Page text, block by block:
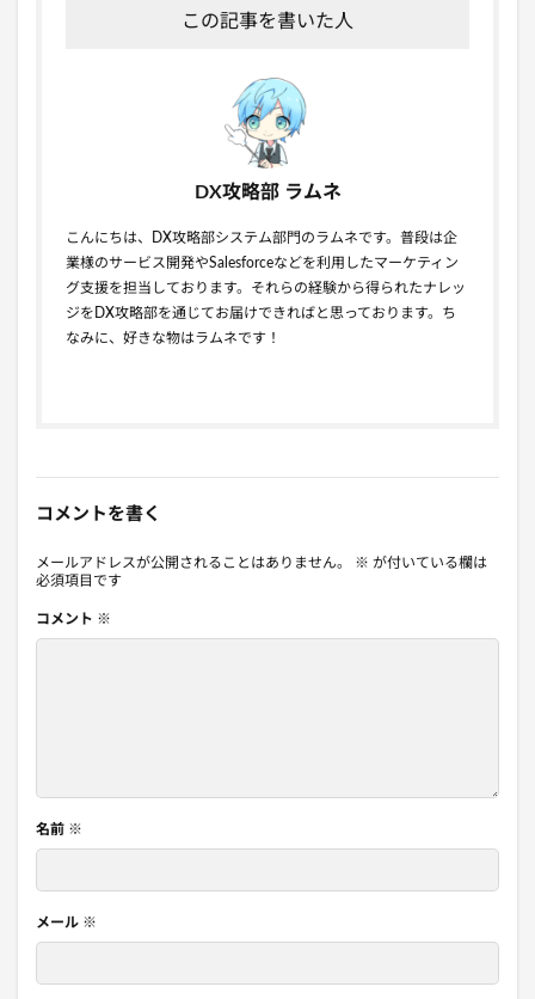
この記事を書いた人
DX攻略部 ラムネ
こんにちは、DX攻略部システム部門のラムネです。普段は企
業様のサービス開発やSalesforceなどを利用したマーケティン
グ支援を担当しております。それらの経験から得られたナレッ
ジをDX攻略部を通じてお届けできればと思っております。ち
なみに、好きな物はラムネです！
コメントを書く
メールアドレスが公開されることはありません。 ※ が付いている欄は
必須項目です
コメント ※
名前 ※
メール ※